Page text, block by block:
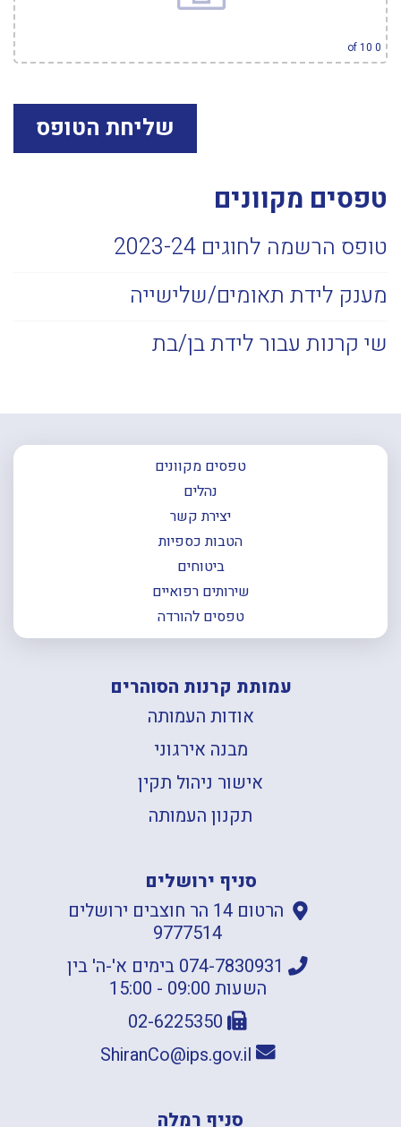
עיין בקבצים
0
טפסים מקוונים
טופס הרשמה לחוגים 2023-24
מענק לידת תאומים/שלישייה
שי קרנות עבור לידת בן/בת
טפסים מקוונים
נהלים
יצירת קשר
הטבות כספיות
ביטוחים
שירותים רפואיים
טפסים להורדה
עמותת קרנות הסוהרים
אודות העמותה
מבנה אירגוני
אישור ניהול תקין
תקנון העמותה
סניף ירושלים
הרטום 14 הר חוצבים ירושלים
9777514
074-7830931 בימים א'-ה' בין
השעות 09:00 - 15:00
ShiranCo@ips.gov.il
סניף רמלה